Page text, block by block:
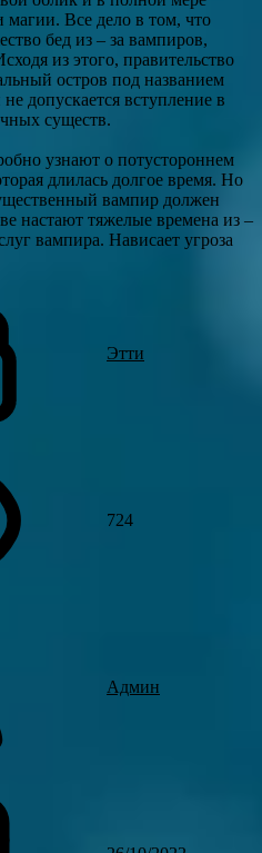
магии. Все дело в том, что
бед из – за вампиров,
из этого, правительство
остров под названием
допускается вступление в
существ.
узнают о потустороннем
длилась долгое время. Но
вампир должен
настают тяжелые времена из –
вампира. Нависает угроза
Этти
724
Админ